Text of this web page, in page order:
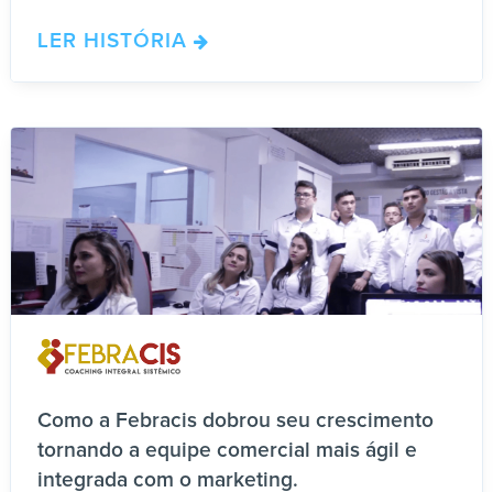
LER HISTÓRIA
Como a Febracis dobrou seu crescimento
tornando a equipe comercial mais ágil e
integrada com o marketing.